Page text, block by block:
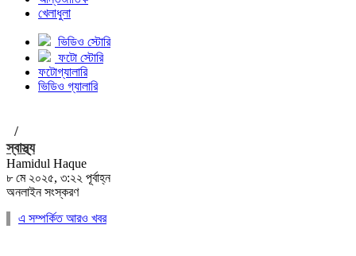
খেলাধুলা
ভিডিও স্টোরি
ফটো স্টোরি
ফটোগ্যালারি
ভিডিও গ্যালারি
/
স্বাস্থ্য
Hamidul Haque
৮ মে ২০২৫, ৩:২২ পূর্বাহ্ন
অনলাইন সংস্করণ
এ সম্পর্কিত আরও খবর